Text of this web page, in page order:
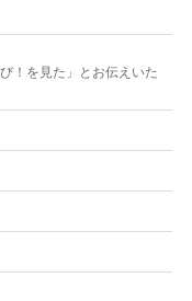
！を見た」とお伝えいた